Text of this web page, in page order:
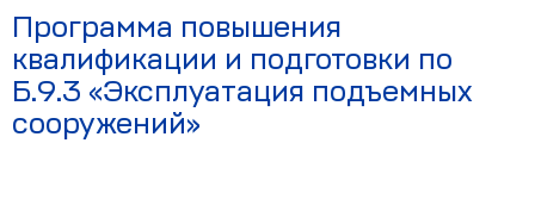
Программа повышения
квалификации и подготовки по
Б.9.3 «Эксплуатация подъемных
сооружений»